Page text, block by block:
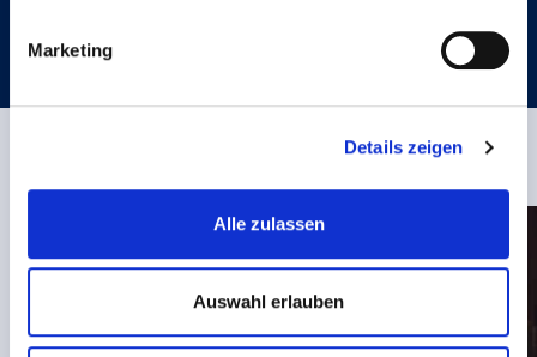
Marketing
Details zeigen
Alle zulassen
Auswahl erlauben